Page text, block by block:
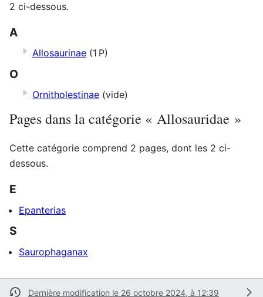
2 ci-dessous.
A
Allosaurinae (1 P)
O
Ornitholestinae (vide)
Pages dans la catégorie « Allosauridae »
Cette catégorie comprend 2 pages, dont les 2 ci-
dessous.
E
Epanterias
S
Saurophaganax
Dernière modification le 26 octobre 2024, à 12:39